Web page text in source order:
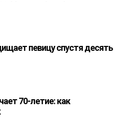
певицу спустя десять
70-летие: как